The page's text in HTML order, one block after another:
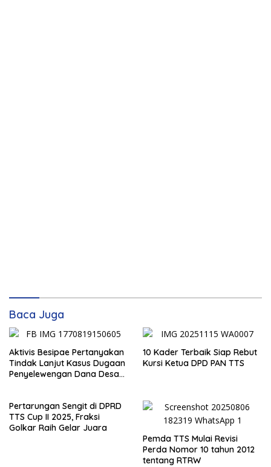
Baca Juga
Aktivis Besipae Pertanyakan
Tindak Lanjut Kasus Dugaan
Penyelewengan Dana Desa
10 Kader Terbaik Siap Rebut
Kursi Ketua DPD PAN TTS
Pertarungan Sengit di DPRD
TTS Cup II 2025, Fraksi
Golkar Raih Gelar Juara
Pemda TTS Mulai Revisi
Perda Nomor 10 tahun 2012
tentang RTRW